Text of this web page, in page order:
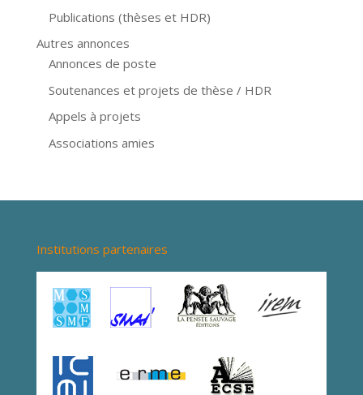
Publications (thèses et HDR)
Autres annonces
Annonces de poste
Soutenances et projets de thèse / HDR
Appels à projets
Associations amies
Institutions partenaires